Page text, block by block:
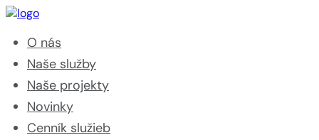
O nás
Naše služby
Naše projekty
Novinky
Cenník služieb